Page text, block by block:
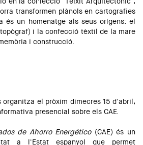
transformen plànols en cartografies
és un homenatge als seus orígens: el
i la confecció tèxtil de la mare
i construcció.
organitza el pròxim dimecres 15 d'abril,
presencial sobre els CAE.
de Ahorro Energético(CAE) és un
a l'Estat espanyol que permet